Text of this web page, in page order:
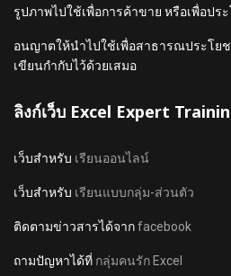
รูปภาพไปใช้เพื่อการค้าขาย หรือเพื่อปร
อนญาตให้นำไปใช้เพื่อสาธารณประโย
เขียนกำกับไว้ด้วยเสมอ
ลิงก์เว็บ Excel Expert
เว็บสำหรับ เรียนออนไลน์
เว็บสำหรับ เรียนแบบกลุ่ม-ส่วนตัว
ติดตามข่าวสารได้จากfacebook
ถามปัญหาได้ที่ กลุ่มคนรัก Excel